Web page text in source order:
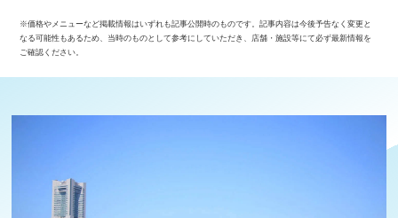
※価格やメニューなど掲載情報はいずれも記事公開時のものです。記事内容は今後予告なく変更と
なる可能性もあるため、当時のものとして参考にしていただき、店舗・施設等にて必ず最新情報を
ご確認ください。